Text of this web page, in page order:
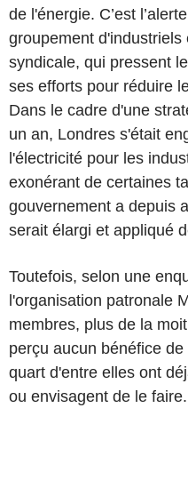
de l'énergie. C’est
groupement d'industriels
syndicale, qui pressent
ses efforts pour réduire
Dans le cadre d'une
un an, Londres s'était
l'électricité pour les
exonérant de certaines
gouvernement a depuis
serait élargi et appliqué
Toutefois, selon une
l'organisation patronale
membres, plus de la
perçu aucun bénéfice
quart d'entre elles ont
ou envisagent de le faire.